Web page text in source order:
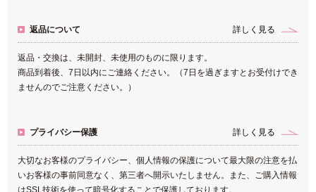
返品について 詳しく見る
返品・交換は、未開封、未使用のものに限ります。
商品到着後、7日以内にご連絡ください。（7日を過ぎますとお受付けでき
ませんのでご注意ください。）
プライバシー保護 詳しく見る
大切なお客様のプライバシー、個人情報の保護について最大限の注意を払
いお客様の事前同意なく、第三者へ開示いたしません。また、ご購入情報
はSSL技術を使って暗号化することで保護しております。